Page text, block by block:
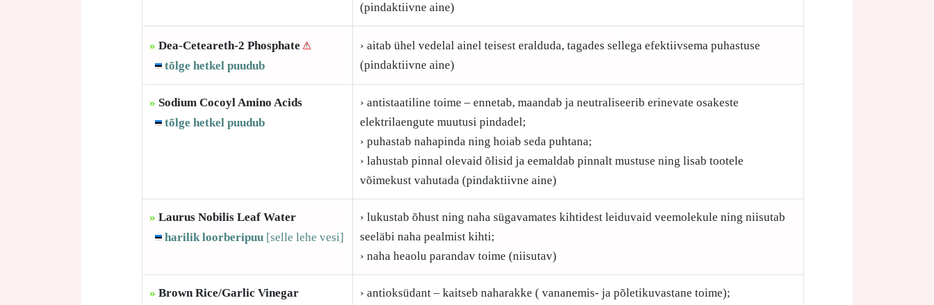
(pindaktiivne aine)
» Dea-Ceteareth-2 Phosphate
tõlge hetkel puudub
› aitab ühel vedelal ainel teisest eralduda, tagades sellega efektiivsema puhastuse
(pindaktiivne aine)
» Sodium Cocoyl Amino Acids
tõlge hetkel puudub
› antistaatiline toime – ennetab, maandab ja neutraliseerib erinevate osakeste
elektrilaengute muutusi pindadel;
› puhastab nahapinda ning hoiab seda puhtana;
› lahustab pinnal olevaid õlisid ja eemaldab pinnalt mustuse ning lisab tootele
võimekust vahutada (pindaktiivne aine)
» Laurus Nobilis Leaf Water
harilik loorberipuu [selle lehe vesi]
› lukustab õhust ning naha sügavamates kihtidest leiduvaid veemolekule ning niisutab
seeläbi naha pealmist kihti;
› naha heaolu parandav toime (niisutav)
» Brown Rice/Garlic Vinegar › antioksüdant – kaitseb naharakke ( vananemis- ja põletikuvastane toime);